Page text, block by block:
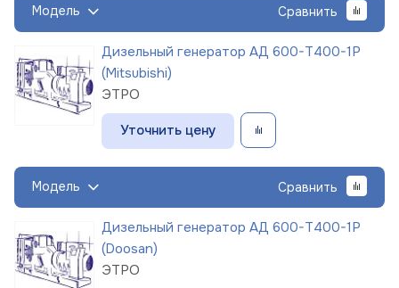
Модель Сравнить
Дизельный генератор АД 600-Т400-1Р
(Mitsubishi)
ЭТРО
Уточнить цену
Модель Сравнить
Дизельный генератор АД 600-Т400-1Р
(Doosan)
ЭТРО